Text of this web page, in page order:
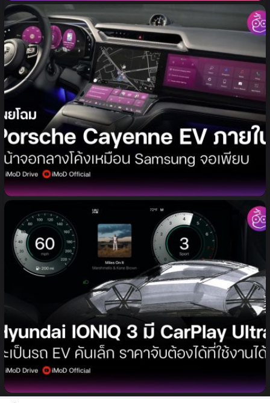
Porsche Cayenne Electric 2026 เผยโฉมภายในใหม่!
ได้จอโค้ง OLED ไร้รอยต่อเหมือน Samsung
Hyundai IONIQ 3 รถ EV ขนาดเล็ก มาพร้อม Apple
CarPlay Ultra ในราคาจับต้องได้ เตรียมเปิดตัวเร็ว ๆ นี้
(จาก Concept Three)